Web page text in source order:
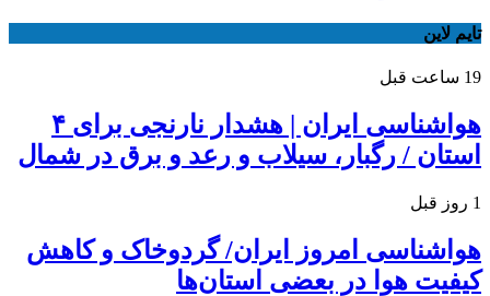
تایم لاین
19 ساعت قبل
هواشناسی ایران | هشدار نارنجی برای ۴
استان / رگبار، سیلاب و رعد و برق در شمال
1 روز قبل
هواشناسی امروز ایران/ گردوخاک و کاهش
کیفیت هوا در بعضی استان‌ها